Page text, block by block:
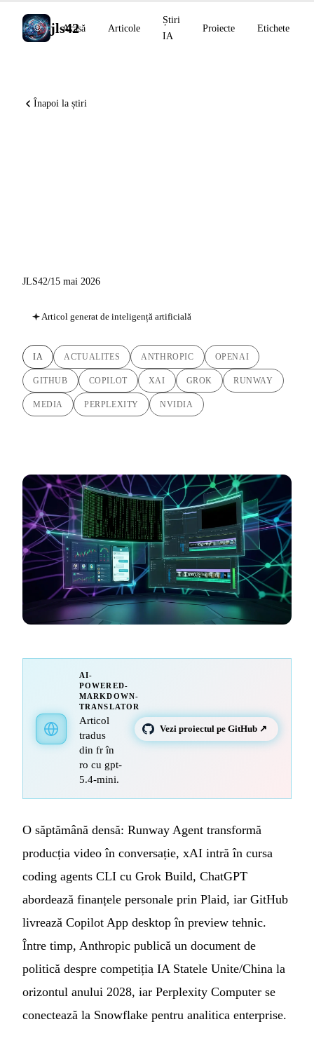
jls42
Acasă Articole
Știri
IA
Proiecte Etichete
Înapoi la știri
JLS42/15 mai 2026
Articol generat de inteligență artificială
IA ACTUALITES ANTHROPIC OPENAI
GITHUB COPILOT XAI GROK RUNWAY
MEDIA PERPLEXITY NVIDIA
AI-
POWERED-
MARKDOWN-
TRANSLATOR
Articol
tradus
din fr în
ro cu gpt-
5.4-mini.
Vezi proiectul pe GitHub ↗
O săptămână densă: Runway Agent transformă
producția video în conversație, xAI intră în cursa
coding agents CLI cu Grok Build, ChatGPT
abordează finanțele personale prin Plaid, iar GitHub
livrează Copilot App desktop în preview tehnic.
Între timp, Anthropic publică un document de
politică despre competiția IA Statele Unite/China la
orizontul anului 2028, iar Perplexity Computer se
conectează la Snowflake pentru analitica enterprise.